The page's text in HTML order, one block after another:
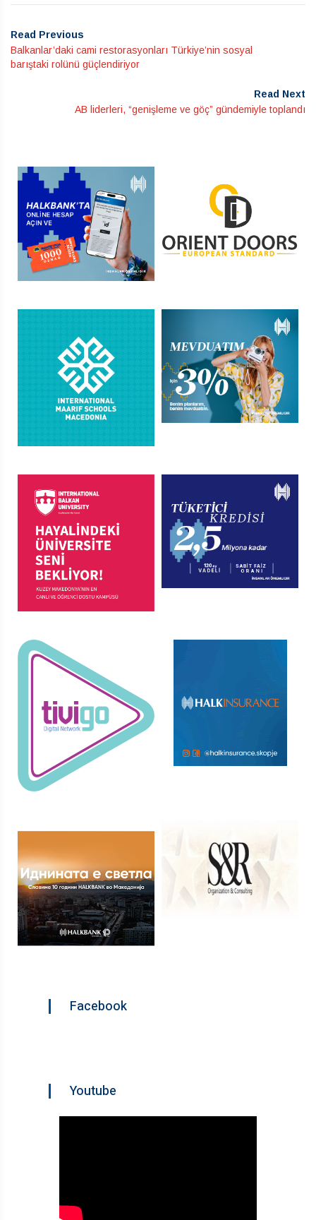
Read Previous
Balkanlar’daki cami restorasyonları Türkiye’nin sosyal
barıştaki rolünü güçlendiriyor
Read Next
AB liderleri, “genişleme ve göç” gündemiyle toplandı
Facebook
Youtube